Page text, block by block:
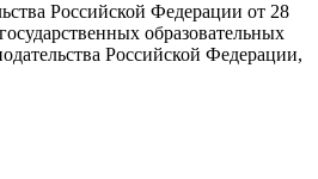
Российской Федерации от 28
образовательных
Российской Федерации,